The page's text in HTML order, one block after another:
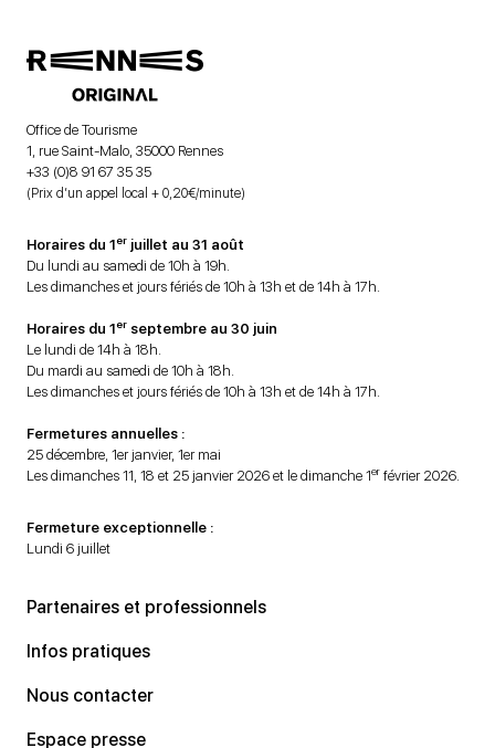
Office de Tourisme
1, rue Saint-Malo, 35000 Rennes
+33 (0)8 91 67 35 35
(Prix d’un appel local + 0,20€/minute)
Horaires du 1er juillet au 31 août
Du lundi au samedi de 10h à 19h.
Les dimanches et jours fériés de 10h à 13h et de 14h à 17h.
Horaires du 1er septembre au 30 juin
Le lundi de 14h à 18h.
Du mardi au samedi de 10h à 18h.
Les dimanches et jours fériés de 10h à 13h et de 14h à 17h.
Fermetures annuelles :
25 décembre, 1er janvier, 1er mai
Les dimanches 11, 18 et 25 janvier 2026 et le dimanche 1er février 2026.
Fermeture exceptionnelle :
Lundi 6 juillet
Partenaires et professionnels
Infos pratiques
Nous contacter
Espace presse